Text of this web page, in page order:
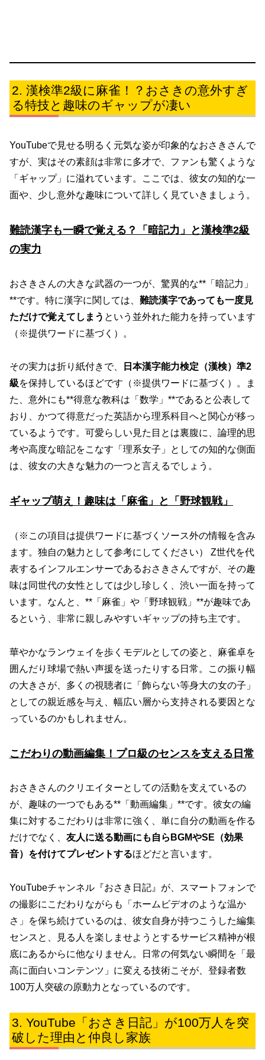
漢検準2級に麻雀！？おさきの意外すぎ
る特技と趣味のギャップが凄い
YouTubeで見せる明るく元気な姿が印象的なおさきさんで
すが、実はその素顔は非常に多才で、ファンも驚くような
「ギャップ」に溢れています。ここでは、彼女の知的な一
面や、少し意外な趣味について詳しく見ていきましょう。
難読漢字も一瞬で覚える？「暗記力」と漢検準2級
の実力
おさきさんの大きな武器の一つが、驚異的な**「暗記力」
**です。特に漢字に関しては、 難読漢字であっても一度見
ただけで覚えてしまう という並外れた能力を持っています
（※提供ワードに基づく）。
その実力は折り紙付きで、
日本漢字能力検定（漢検）準2
級を保持しているほどです（※提供ワードに基づく）。ま
た、意外にも**得意な教科は「数学」**であると公表して
おり、かつて得意だった英語から理系科目へと関心が移っ
ているようです。可愛らしい見た目とは裏腹に、論理的思
考や高度な暗記をこなす「理系女子」としての知的な側面
は、彼女の大きな魅力の一つと言えるでしょう。
ギャップ萌え！趣味は「麻雀」と「野球観戦」
（※この項目は提供ワードに基づくソース外の情報を含み
ます。独自の魅力として参考にしてください） Z世代を代
表するインフルエンサーであるおさきさんですが、その趣
味は同世代の女性としては少し珍しく、渋い一面を持って
います。なんと、**「麻雀」や「野球観戦」**が趣味であ
るという、非常に親しみやすいギャップの持ち主です。
華やかなランウェイを歩くモデルとしての姿と、麻雀卓を
囲んだり球場で熱い声援を送ったりする日常。この振り幅
の大きさが、多くの視聴者に「飾らない等身大の女の子」
としての親近感を与え、幅広い層から支持される要因とな
っているのかもしれません。
こだわりの動画編集！プロ級のセンスを支える日常
おさきさんのクリエイターとしての活動を支えているの
が、趣味の一つでもある**「動画編集」**です。彼女の編
集に対するこだわりは非常に強く、単に自分の動画を作る
だけでなく、 友人に送る動画にも自らBGMやSE（効果
音）を付けてプレゼントするほどだと言います。
YouTubeチャンネル『おさき日記』が、スマートフォンで
の撮影にこだわりながらも「ホームビデオのような温か
さ」を保ち続けているのは、彼女自身が持つこうした編集
センスと、見る人を楽しませようとするサービス精神が根
底にあるからに他なりません。日常の何気ない瞬間を「最
高に面白いコンテンツ」に変える技術こそが、登録者数
100万人突破の原動力となっているのです。
YouTube「おさき日記」が100万人を突
破した理由と仲良し家族